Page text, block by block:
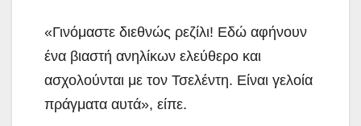
«Γινόμαστε διεθνώς ρεζίλι! Εδώ αφήνουν
ένα βιαστή ανηλίκων ελεύθερο και
ασχολούνται με τον Τσελέντη. Είναι γελοία
πράγματα αυτά», είπε.